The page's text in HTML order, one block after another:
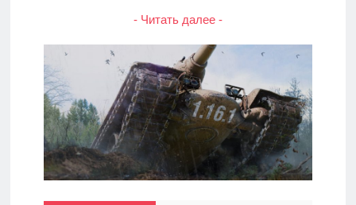
- Читать далее -